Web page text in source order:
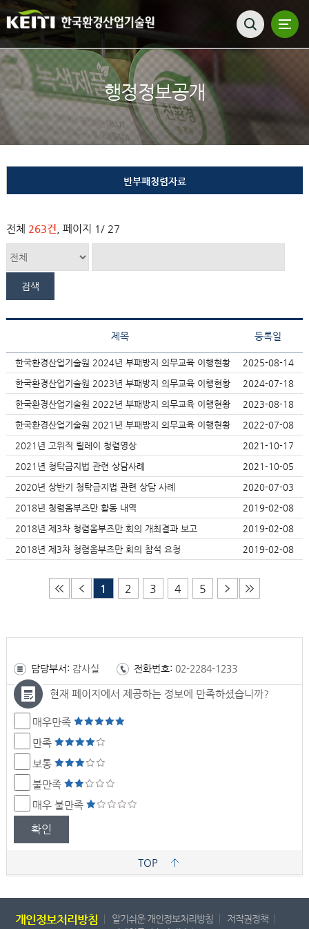
행정정보공개
반부패청렴자료
전체 263건 , 페이지 1 / 27
제목 등록일
한국환경산업기술원 2024년 부패방지 의무교육 이행현황
2025-08-14
한국환경산업기술원 2023년 부패방지 의무교육 이행현황
2024-07-18
한국환경산업기술원 2022년 부패방지 의무교육 이행현황
2023-08-18
한국환경산업기술원 2021년 부패방지 의무교육 이행현황
2022-07-08
2021년 고위직 릴레이 청렴영상
2021-10-17
2021년 청탁금지법 관련 상담사례
2021-10-05
2020년 상반기 청탁금지법 관련 상담 사례
2020-07-03
2018년 청렴옴부즈만 활동 내역
2019-02-08
2018년 제3차 청렴옴부즈만 회의 개최결과 보고
2019-02-08
2018년 제3차 청렴옴부즈만 회의 참석 요청
2019-02-08
1 2 3 4 5
담당부서: 감사실 전화번호: 02-2284-1233
현재 페이지에서 제공하는 정보에 만족하셨습니까?
매우만족
만족
보통
불만족
매우 불만족
확인
TOP
개인정보처리방침 알기쉬운 개인정보처리방침
저작권정책